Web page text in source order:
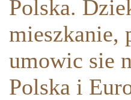
Polska.
mieszkanie,
umowic sie
Polska i